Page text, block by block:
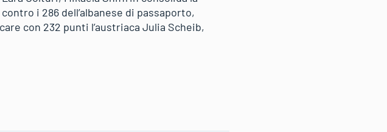
i 286 dell’albanese di passaporto,
con 232 punti l’austriaca Julia Scheib,